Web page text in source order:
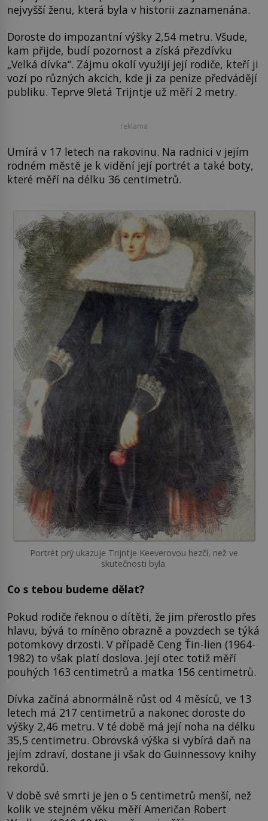
nejvyšší ženu, která byla v historii zaznamenána.
Doroste do impozantní výšky 2,54 metru. Všude,
kam přijde, budí pozornost a získá přezdívku
„Velká dívka“. Zájmu okolí využijí její rodiče, kteří ji
vozí po různých akcích, kde ji za peníze předvádějí
publiku. Teprve 9letá Trijntje už měří 2 metry.
reklama
Umírá v 17 letech na rakovinu. Na radnici v jejím
rodném městě je k vidění její portrét a také boty,
které měří na délku 36 centimetrů.
Portrét prý ukazuje Trijntje Keeverovou hezčí, než ve
skutečnosti byla.
Co s tebou budeme dělat?
Pokud rodiče řeknou o dítěti, že jim přerostlo přes
hlavu, bývá to míněno obrazně a povzdech se týká
potomkovy drzosti. V případě Ceng Ťin-lien (1964-
1982) to však platí doslova. Její otec totiž měří
pouhých 163 centimetrů a matka 156 centimetrů.
Dívka začíná abnormálně růst od 4 měsíců, ve 13
letech má 217 centimetrů a nakonec doroste do
výšky 2,46 metru. V té době má její noha na délku
35,5 centimetru. Obrovská výška si vybírá daň na
jejím zdraví, dostane ji však do Guinnessovy knihy
rekordů.
V době své smrti je jen o 5 centimetrů menší, než
kolik ve stejném věku měří Američan Robert